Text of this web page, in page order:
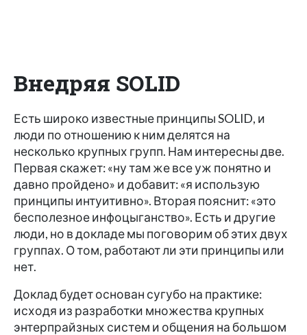
Внедряя SOLID
Есть широко известные принципы SOLID, и
люди по отношению к ним делятся на
несколько крупных групп. Нам интересны две.
Первая скажет: «ну там же все уж понятно и
давно пройдено» и добавит: «я использую
принципы интуитивно». Вторая пояснит: «это
бесполезное инфоцыганство». Есть и другие
люди, но в докладе мы поговорим об этих двух
группах. О том, работают ли эти принципы или
нет.
Доклад будет основан сугубо на практике:
исходя из разработки множества крупных
энтерпрайзных систем и общения на большом